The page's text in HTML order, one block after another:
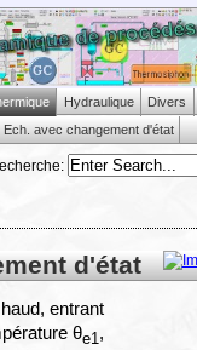
Hydraulique
Divers
Ech. avec changement d'état
:
d'état
entrant
θe1,